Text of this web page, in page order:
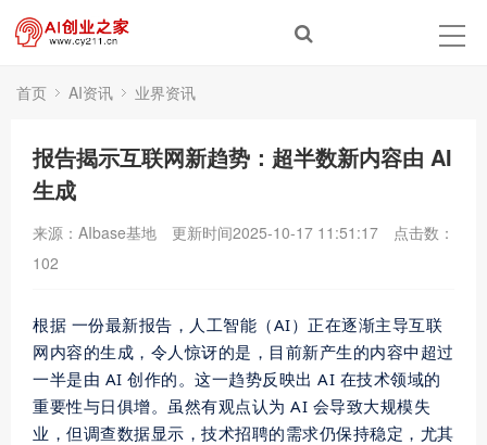
首页 AI资讯 业界资讯
报告揭示互联网新趋势：超半数新内容由 AI
生成
来源：AIbase基地 更新时间2025-10-17 11:51:17
点击数：
102
根据 一份最新报告，人工智能（AI）正在逐渐主导互联
网内容的生成，令人惊讶的是，目前新产生的内容中超过
一半是由 AI 创作的。这一趋势反映出 AI 在技术领域的
重要性与日俱增。虽然有观点认为 AI 会导致大规模失
业，但调查数据显示，技术招聘的需求仍保持稳定，尤其